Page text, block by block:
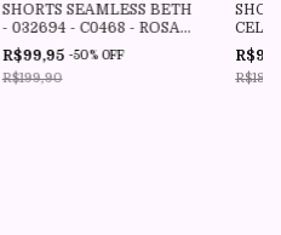
SHORTS SEAMLESS BETH
- 032694 - C0468 - ROSA
MILKSHAKE - VESTEM
R$99,95 -50% OFF
R$199,90
-